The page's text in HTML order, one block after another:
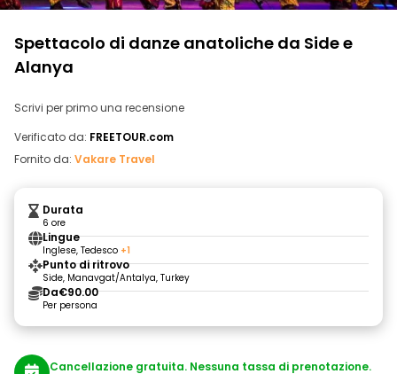
Spettacolo di danze anatoliche da Side e
Alanya
Scrivi per primo una recensione
Verificato da: FREETOUR.com
Fornito da: Vakare Travel
Durata
6 ore
Lingue
Inglese, Tedesco +1
Punto di ritrovo
Side, Manavgat/Antalya, Turkey
Da€90.00
Per persona
Cancellazione gratuita. Nessuna tassa di prenotazione.